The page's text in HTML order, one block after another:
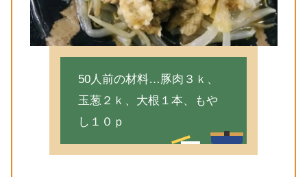
50人前の材料…豚肉３ｋ、
玉葱２ｋ、大根１本、もや
し１０ｐ